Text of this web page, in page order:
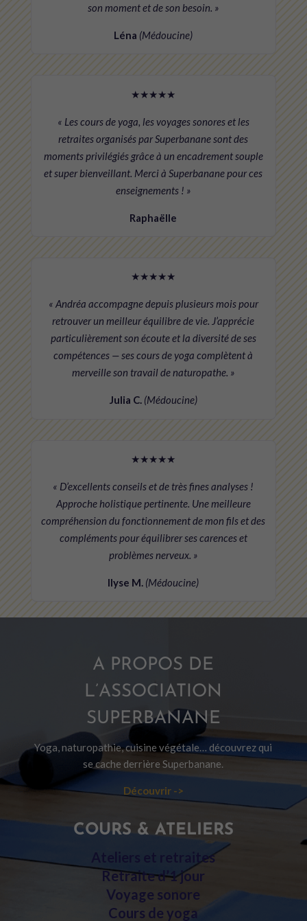
son moment et de son besoin. »
Léna (Médoucine)
★★★★★
« Les cours de yoga, les voyages sonores et les
retraites organisés par Superbanane sont des
moments privilégiés grâce à un encadrement souple
et super bienveillant. Merci à Superbanane pour ces
enseignements ! »
Raphaëlle
★★★★★
« Andréa accompagne depuis plusieurs mois pour
retrouver un meilleur équilibre de vie. J’apprécie
particulièrement son écoute et la diversité de ses
compétences — ses cours de yoga complètent à
merveille son travail de naturopathe. »
Julia C. (Médoucine)
★★★★★
« D’excellents conseils et de très fines analyses !
Approche holistique pertinente. Une meilleure
compréhension du fonctionnement de mon fils et des
compléments pour équilibrer ses carences et
problèmes nerveux. »
Ilyse M. (Médoucine)
A PROPOS DE
L’ASSOCIATION
SUPERBANANE
Yoga, naturopathie, cuisine végétale… découvrez qui
se cache derrière Superbanane.
Découvrir ->
COURS & ATELIERS
Ateliers et retraites
Retraite d’1 jour
Voyage sonore
Cours de yoga